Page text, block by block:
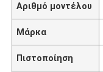
Αριθμό μοντέλου
Μάρκα
Πιστοποίηση